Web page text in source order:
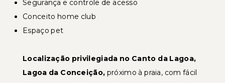
Segurança e controle de acesso
Conceito home club
Espaço pet
Localização privilegiada no Canto da Lagoa,
Lagoa da Conceição, próximo à praia, com fácil